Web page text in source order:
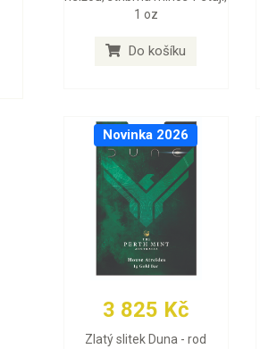
1 oz
Do košíku
Novinka 2026
3 825 Kč
Zlatý slitek Duna - rod